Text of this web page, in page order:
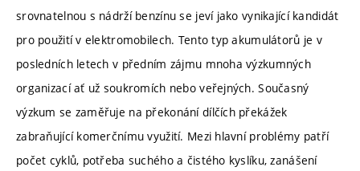
srovnatelnou s nádrží benzínu se jeví jako vynikající kandidát
pro použití v elektromobilech. Tento typ akumulátorů je v
posledních letech v předním zájmu mnoha výzkumných
organizací ať už soukromích nebo veřejných. Současný
výzkum se zaměřuje na překonání dílčích překážek
zabraňující komerčnímu využití. Mezi hlavní problémy patří
počet cyklů, potřeba suchého a čistého kyslíku, zanášení